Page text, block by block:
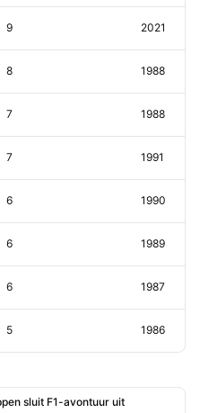
9 2021
8 1988
7 1988
7 1991
6 1990
6 1989
6 1987
5 1986
sluit F1-avontuur uit